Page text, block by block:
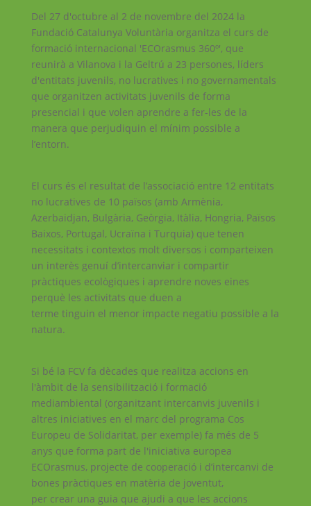
Del 27 d'octubre al 2 de novembre del 2024 la
Fundació Catalunya Voluntària organitza el curs de
formació internacional 'ECOrasmus 360º', que
reunirà a Vilanova i la Geltrú a 23 persones, líders
d'entitats juvenils, no lucratives i no governamentals
que organitzen activitats juvenils de forma
presencial i que volen aprendre a fer-les de la
manera que perjudiquin el mínim possible a
l’entorn.
El curs és el resultat de l’associació entre 12 entitats
no lucratives de 10 països (amb Armènia,
Azerbaidjan, Bulgària, Geòrgia, Itàlia, Hongria, Països
Baixos, Portugal, Ucraïna i Turquia) que tenen
necessitats i contextos molt diversos i comparteixen
un interès genuí d’intercanviar i compartir
pràctiques ecològiques i aprendre noves eines
perquè les activitats que duen a
terme tinguin el menor impacte negatiu possible a la
natura.
Si bé la FCV fa dècades que realitza accions en
l'àmbit de la sensibilització i formació
mediambiental (organitzant intercanvis juvenils i
altres iniciatives en el marc del programa Cos
Europeu de Solidaritat, per exemple) fa més de 5
anys que forma part de l'iniciativa europea
ECOrasmus, projecte de cooperació i d’intercanvi de
bones pràctiques en matèria de joventut,
per crear una guia que ajudi a que les accions